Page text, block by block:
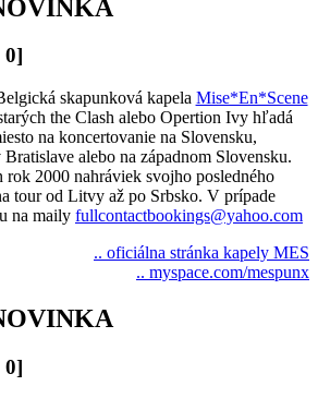
0]
skapunková kapela Mise*En*Scene
the Clash alebo Opertion Ivy hľadá
na koncertovanie na Slovensku,
alebo na západnom Slovensku.
rok 2000 nahráviek svojho posledného
tour od Litvy až po Srbsko. V prípade
na maily fullcontactbookings@yahoo.com
.. oficiálna stránka kapely MES
.. myspace.com/mespunx
0]